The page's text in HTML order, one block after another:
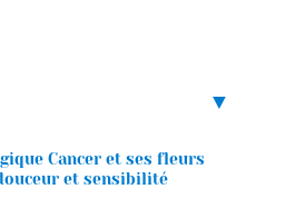
Cancer et ses fleurs
et sensibilité